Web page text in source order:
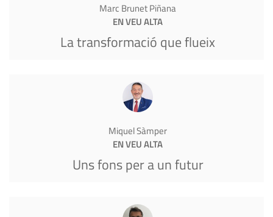
Marc Brunet Piñana
EN VEU ALTA
La transformació que flueix
Miquel Sàmper
EN VEU ALTA
Uns fons per a un futur